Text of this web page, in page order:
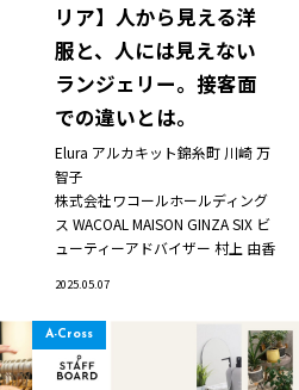
ナビリティ
ープ企業
用情報
fashion!
EN
リア】人から見える洋
服と、人には見えない
ランジェリー。接客面
での違いとは。
Elura アルカキット錦糸町 川崎 万
智子
株式会社ワコールホールディング
ス WACOAL MAISON GINZA SIX ビ
ューティーアドバイザー 村上 由香
2025.05.07
A-Cross